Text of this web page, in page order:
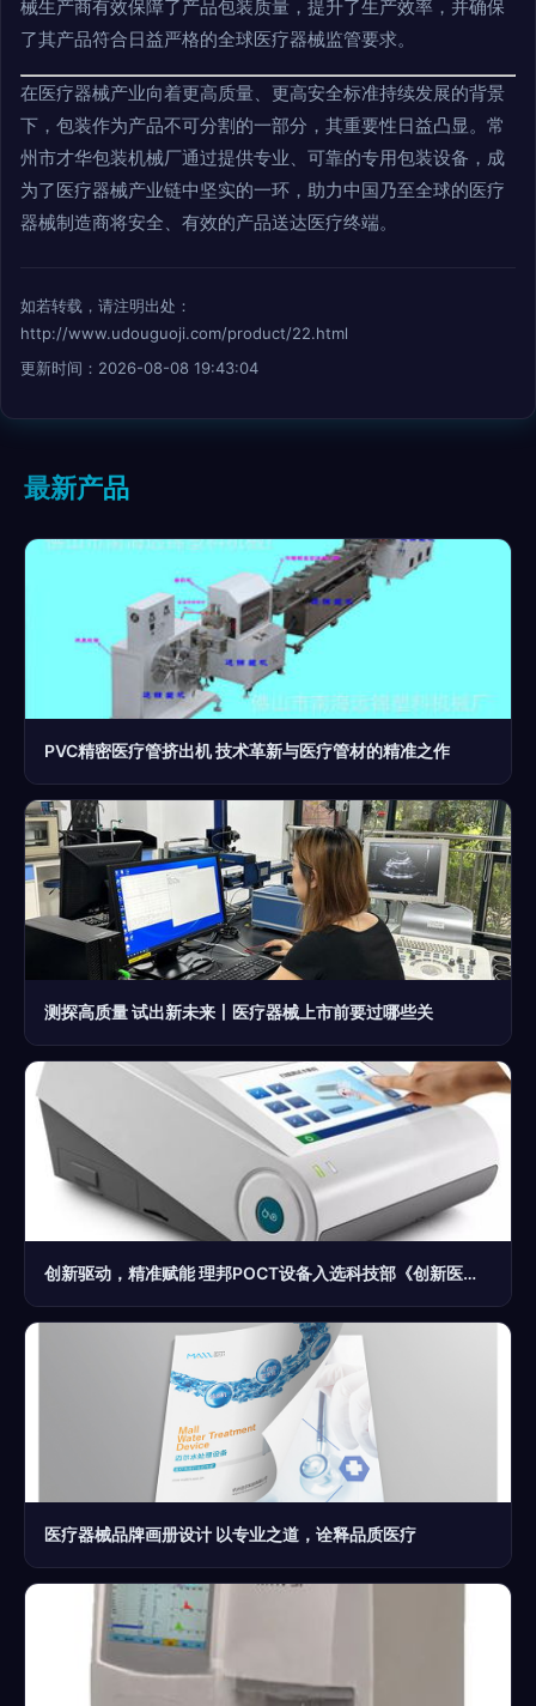
械生产商有效保障了产品包装质量，提升了生产效率，并确保
了其产品符合日益严格的全球医疗器械监管要求。
在医疗器械产业向着更高质量、更高安全标准持续发展的背景
下，包装作为产品不可分割的一部分，其重要性日益凸显。常
州市才华包装机械厂通过提供专业、可靠的专用包装设备，成
为了医疗器械产业链中坚实的一环，助力中国乃至全球的医疗
器械制造商将安全、有效的产品送达医疗终端。
如若转载，请注明出处：
http://www.udouguoji.com/product/22.html
更新时间：2026-08-08 19:43:04
最新产品
PVC精密医疗管挤出机 技术革新与医疗管材的精准之作
测探高质量 试出新未来丨医疗器械上市前要过哪些关
创新驱动，精准赋能 理邦POCT设备入选科技部《创新医疗器械产品目录（2018）》
医疗器械品牌画册设计 以专业之道，诠释品质医疗